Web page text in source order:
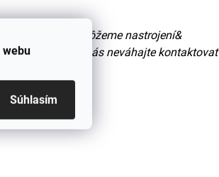
webu
Súhlasím
prípadne môžeme nastrojení&
montáže nás neváhajte kontaktovať